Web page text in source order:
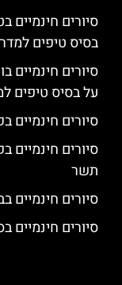
בסיס טיפים
על בסיס טיפים
סיורים
סיורים חינמיים
תשר
סיורים חינמיים
סיורים חינמיים